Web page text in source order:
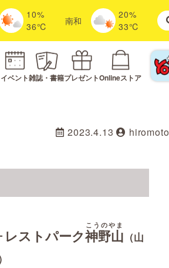
10%
36℃
南和
20%
33℃
イベント雑誌・書籍プレゼントOnlineストア
2023.4.13 hiromoto
レストパーク神野山
こうのやま
（山